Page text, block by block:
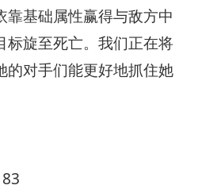
靠基础属性赢得与敌方中
标旋至死亡。我们正在将
的对手们能更好地抓住她